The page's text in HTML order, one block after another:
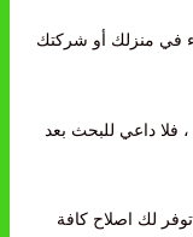
في منزلك أو شركتك
فلا داعي للبحث بعد
لك اصلاح كافة